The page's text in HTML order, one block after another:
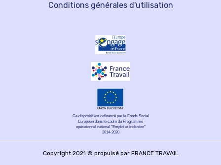
Conditions générales d'utilisation
Ce dispositif est cofinancé par le Fonds Social
Européen dans le cadre du Programme
opérationnel national "Emploi et inclusion"
2014-2020
Copyright 2021 © propulsé par FRANCE TRAVAIL